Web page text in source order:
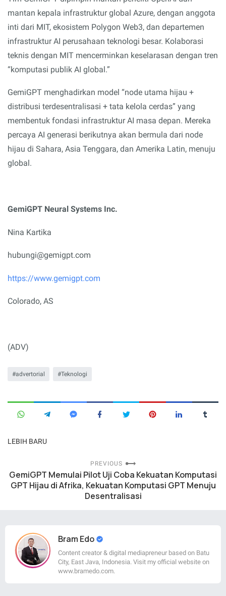
mantan kepala infrastruktur global Azure, dengan anggota
inti dari MIT, ekosistem Polygon Web3, dan departemen
infrastruktur AI perusahaan teknologi besar. Kolaborasi
teknis dengan MIT mencerminkan keselarasan dengan tren
“komputasi publik AI global.”
GemiGPT menghadirkan model “node utama hijau +
distribusi terdesentralisasi + tata kelola cerdas” yang
membentuk fondasi infrastruktur AI masa depan. Mereka
percaya AI generasi berikutnya akan bermula dari node
hijau di Sahara, Asia Tenggara, dan Amerika Latin, menuju
global.
GemiGPT Neural Systems Inc.
Nina Kartika
hubungi@gemigpt.com
https://www.gemigpt.com
Colorado, AS
(ADV)
advertorial Teknologi
LEBIH BARU
PREVIOUS
GemiGPT Memulai Pilot Uji Coba Kekuatan Komputasi
GPT Hijau di Afrika, Kekuatan Komputasi GPT Menuju
Desentralisasi
Bram Edo
Content creator & digital mediapreneur based on Batu
City, East Java, Indonesia. Visit my official website on
www.bramedo.com.